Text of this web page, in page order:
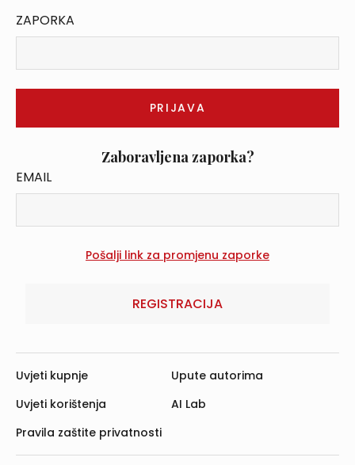
ZAPORKA
Zaboravljena zaporka?
EMAIL
REGISTRACIJA
Uvjeti kupnje
Uvjeti korištenja
Pravila zaštite privatnosti
Upute autorima
AI Lab